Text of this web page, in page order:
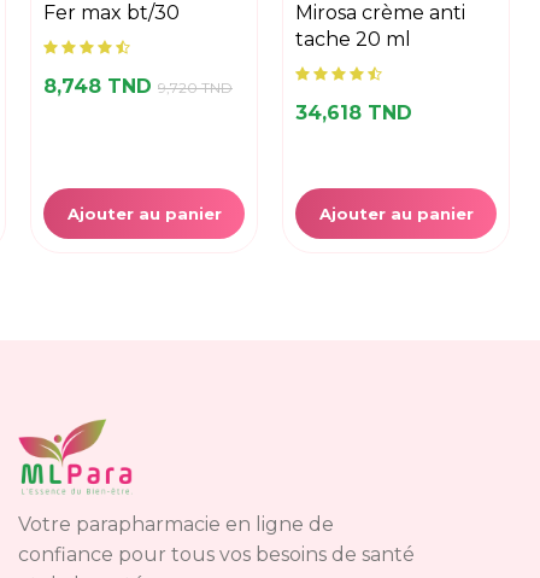
fer max bt/30
8,748 TND 9,720 TND
Ajouter au panier
mirosa crème anti
tache 20 ml
34,618 TND
Ajouter au panier
Votre parapharmacie en ligne de
confiance pour tous vos besoins de santé